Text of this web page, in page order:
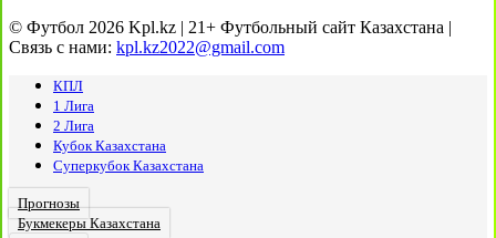
© Футбол 2026 Kpl.kz | 21+ Футбольный сайт Казахстана |
Связь с нами: kpl.kz2022@gmail.com
КПЛ
1 Лига
2 Лига
Кубок Казахстана
Суперкубок Казахстана
Прогнозы
Букмекеры Казахстана